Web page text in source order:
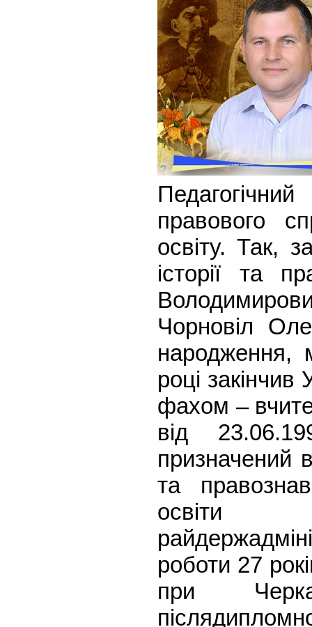
правового
освіту. Так,
історії та
Чорновіл
народження,
році закінчив
фахом –
від
призначений
та
освіти
роботи 27
при